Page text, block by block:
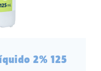
2% 125